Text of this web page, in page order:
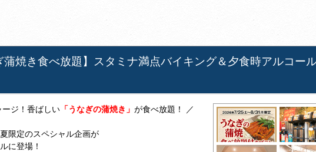
蒲焼き食べ放題】スタミナ満点バイキング＆夕食時アルコー
ージ！香ばしい 「うなぎの蒲焼き」 が食べ放題！ ／
限定のスペシャル企画が
に登場！